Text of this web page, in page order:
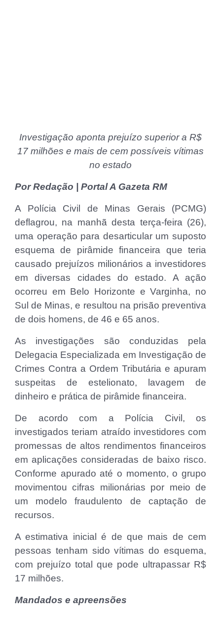
Investigação aponta prejuízo superior a R$
17 milhões e mais de cem possíveis vítimas
no estado
Por Redação | Portal A Gazeta RM
A Polícia Civil de Minas Gerais (PCMG)
deflagrou, na manhã desta terça-feira (26),
uma operação para desarticular um suposto
esquema de pirâmide financeira que teria
causado prejuízos milionários a investidores
em diversas cidades do estado. A ação
ocorreu em Belo Horizonte e Varginha, no
Sul de Minas, e resultou na prisão preventiva
de dois homens, de 46 e 65 anos.
As investigações são conduzidas pela
Delegacia Especializada em Investigação de
Crimes Contra a Ordem Tributária e apuram
suspeitas de estelionato, lavagem de
dinheiro e prática de pirâmide financeira.
De acordo com a Polícia Civil, os
investigados teriam atraído investidores com
promessas de altos rendimentos financeiros
em aplicações consideradas de baixo risco.
Conforme apurado até o momento, o grupo
movimentou cifras milionárias por meio de
um modelo fraudulento de captação de
recursos.
A estimativa inicial é de que mais de cem
pessoas tenham sido vítimas do esquema,
com prejuízo total que pode ultrapassar R$
17 milhões.
Mandados e apreensões